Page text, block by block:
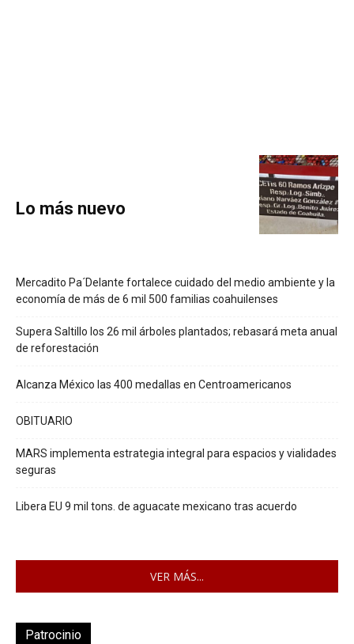
Lo más nuevo
Mercadito Pa´Delante fortalece cuidado del medio ambiente y la
economía de más de 6 mil 500 familias coahuilenses
Supera Saltillo los 26 mil árboles plantados; rebasará meta anual
de reforestación
Alcanza México las 400 medallas en Centroamericanos
OBITUARIO
MARS implementa estrategia integral para espacios y vialidades
seguras
Libera EU 9 mil tons. de aguacate mexicano tras acuerdo
VER MÁS...
Patrocinio